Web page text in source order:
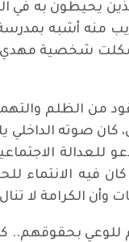
يحيطون به في
منه أشبه
تشكلت شخصية
من الظلم
صوته الداخلي
للعدالة
فيه الانتماء
الكرامة لا تنال
للوعي بحقوقهم..